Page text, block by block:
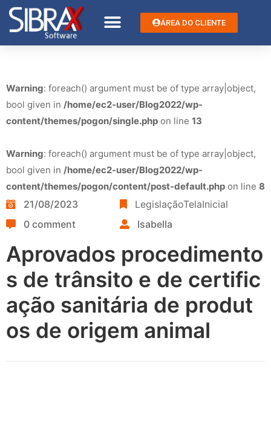
ÁREA DO CLIENTE
Warning: foreach() argument must be of type array|object,
bool given in /home/ec2-user/Blog2022/wp-
content/themes/pogon/single.php on line 13
Warning: foreach() argument must be of type array|object,
bool given in /home/ec2-user/Blog2022/wp-
content/themes/pogon/content/post-default.php on line 8
21/08/2023
LegislaçãoTelaInicial
0 comment
Isabella
Aprovados procedimento
s de trânsito e de certific
ação sanitária de produt
os de origem animal